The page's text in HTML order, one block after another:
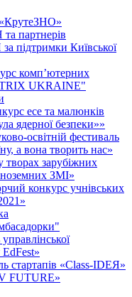
«КрутеЗНО»
партнерів
підтримки Київської
комп’ютерних
UKRAINE"
есе та малюнків
ядерної безпеки»»
освітній фестиваль
а вона творить нас»
творах зарубіжних
ЗМІ»
конкурс учнівських
стартапів «Class-IDEЯ»
FUTURE»